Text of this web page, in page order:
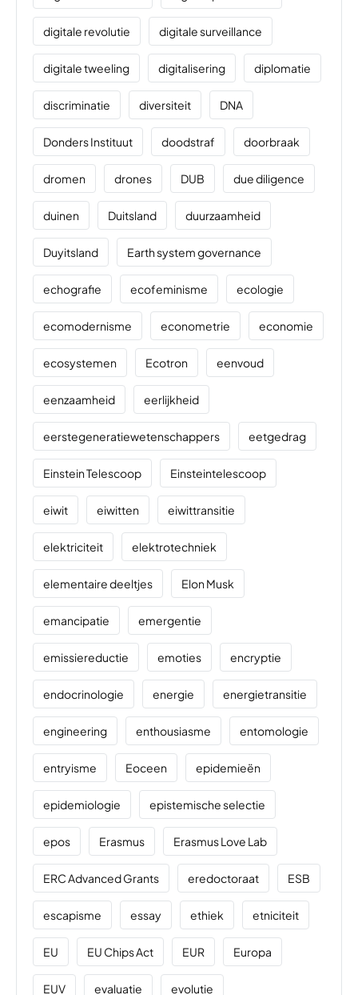
digitale revolutie digitale surveillance
digitale tweeling digitalisering diplomatie
discriminatie diversiteit DNA
Donders Instituut doodstraf doorbraak
dromen drones DUB due diligence
duinen Duitsland duurzaamheid
Duyitsland Earth system governance
echografie ecofeminisme ecologie
ecomodernisme econometrie economie
ecosystemen Ecotron eenvoud
eenzaamheid eerlijkheid
eerstegeneratiewetenschappers eetgedrag
Einstein Telescoop Einsteintelescoop
eiwit eiwitten eiwittransitie
elektriciteit elektrotechniek
elementaire deeltjes Elon Musk
emancipatie emergentie
emissiereductie emoties encryptie
endocrinologie energie energietransitie
engineering enthousiasme entomologie
entryisme Eoceen epidemieën
epidemiologie epistemische selectie
epos Erasmus Erasmus Love Lab
ERC Advanced Grants eredoctoraat ESB
escapisme essay ethiek etniciteit
EU EU Chips Act EUR Europa
EUV evaluatie evolutie